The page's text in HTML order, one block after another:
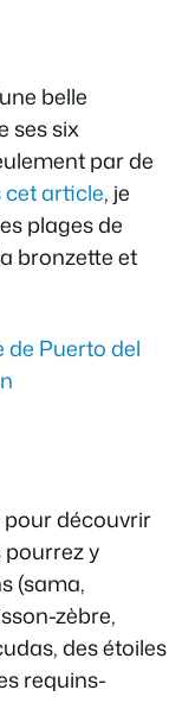
belle
ses six
par de
cet article, je
plages de
bronzette et
pour découvrir
pourrez y
(sama,
zèbre,
des étoiles
requins-